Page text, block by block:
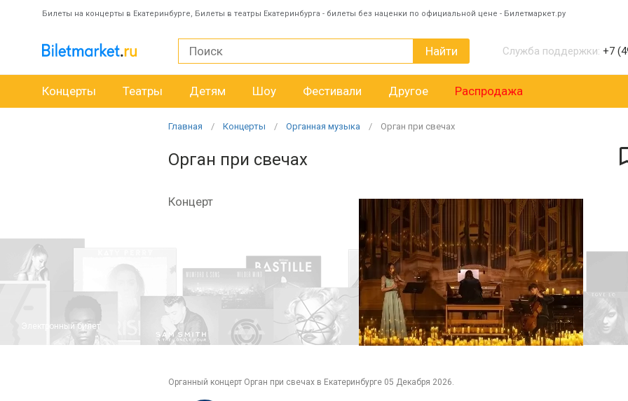
Билеты на концерты в Екатеринбурге, Билеты в театры Екатеринбурга - билеты без наценки по официальной цене - Билетмаркет.ру
Найти Служба поддержки: +7
Концерты Театры Детям Шоу Фестивали Другое Распродажа
Главная Концерты Органная музыка Орган при свечах
Орган при свечах
Концерт
Электронный билет
органный концерт Орган при свечах в Екатеринбурге 05 Декабря 2026.